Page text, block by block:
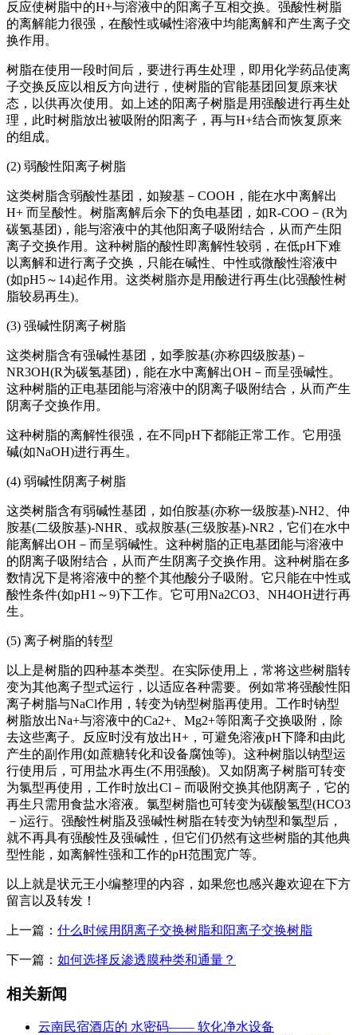
反应使树脂中的H+与溶液中的阳离子互相交换。强酸性树脂
的离解能力很强，在酸性或碱性溶液中均能离解和产生离子交
换作用。
树脂在使用一段时间后，要进行再生处理，即用化学药品使离
子交换反应以相反方向进行，使树脂的官能基团回复原来状
态，以供再次使用。如上述的阳离子树脂是用强酸进行再生处
理，此时树脂放出被吸附的阳离子，再与H+结合而恢复原来
的组成。
(2) 弱酸性阳离子树脂
这类树脂含弱酸性基团，如羧基－COOH，能在水中离解出
H+ 而呈酸性。树脂离解后余下的负电基团，如R-COO－(R为
碳氢基团)，能与溶液中的其他阳离子吸附结合，从而产生阳
离子交换作用。这种树脂的酸性即离解性较弱，在低pH下难
以离解和进行离子交换，只能在碱性、中性或微酸性溶液中
(如pH5～14)起作用。这类树脂亦是用酸进行再生(比强酸性树
脂较易再生)。
(3) 强碱性阴离子树脂
这类树脂含有强碱性基团，如季胺基(亦称四级胺基)－
NR3OH(R为碳氢基团)，能在水中离解出OH－而呈强碱性。
这种树脂的正电基团能与溶液中的阴离子吸附结合，从而产生
阴离子交换作用。
这种树脂的离解性很强，在不同pH下都能正常工作。它用强
碱(如NaOH)进行再生。
(4) 弱碱性阴离子树脂
这类树脂含有弱碱性基团，如伯胺基(亦称一级胺基)-NH2、仲
胺基(二级胺基)-NHR、或叔胺基(三级胺基)-NR2，它们在水中
能离解出OH－而呈弱碱性。这种树脂的正电基团能与溶液中
的阴离子吸附结合，从而产生阴离子交换作用。这种树脂在多
数情况下是将溶液中的整个其他酸分子吸附。它只能在中性或
酸性条件(如pH1～9)下工作。它可用Na2CO3、NH4OH进行再
生。
(5) 离子树脂的转型
以上是树脂的四种基本类型。在实际使用上，常将这些树脂转
变为其他离子型式运行，以适应各种需要。例如常将强酸性阳
离子树脂与NaCl作用，转变为钠型树脂再使用。工作时钠型
树脂放出Na+与溶液中的Ca2+、Mg2+等阳离子交换吸附，除
去这些离子。反应时没有放出H+，可避免溶液pH下降和由此
产生的副作用(如蔗糖转化和设备腐蚀等)。这种树脂以钠型运
行使用后，可用盐水再生(不用强酸)。又如阴离子树脂可转变
为氯型再使用，工作时放出Cl－而吸附交换其他阴离子，它的
再生只需用食盐水溶液。氯型树脂也可转变为碳酸氢型(HCO3
－)运行。强酸性树脂及强碱性树脂在转变为钠型和氯型后，
就不再具有强酸性及强碱性，但它们仍然有这些树脂的其他典
型性能，如离解性强和工作的pH范围宽广等。
以上就是状元王小编整理的内容，如果您也感兴趣欢迎在下方
留言以及转发！
上一篇： 什么时候用阴离子交换树脂和阳离子交换树脂
下一篇： 如何选择反渗透膜种类和通量？
相关新闻
云南民宿酒店的 水密码—— 软化净水设备